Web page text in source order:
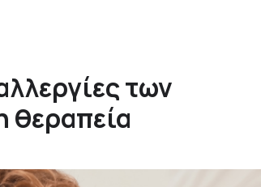
των
θεραπεία